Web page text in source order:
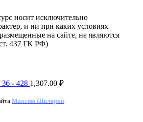
носит исключительно
и ни при каких условиях
на сайте, не являются
437 ГК РФ)
36 - 428 1,307.00 ₽
Максим Шкляров.